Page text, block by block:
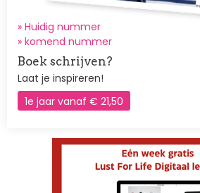
» Huidig nummer
» komend nummer
Boek schrijven?
Laat je inspireren!
1e jaar vanaf € 21,50